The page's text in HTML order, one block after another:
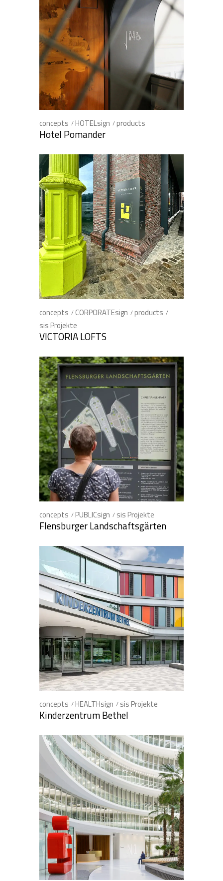
concepts HOTELsign products
Hotel Pomander
concepts CORPORATEsign
products
sis Projekte
VICTORIA LOFTS
concepts PUBLICsign sis Projekte
Flensburger Landschaftsgärten
concepts HEALTHsign sis Projekte
Kinderzentrum Bethel